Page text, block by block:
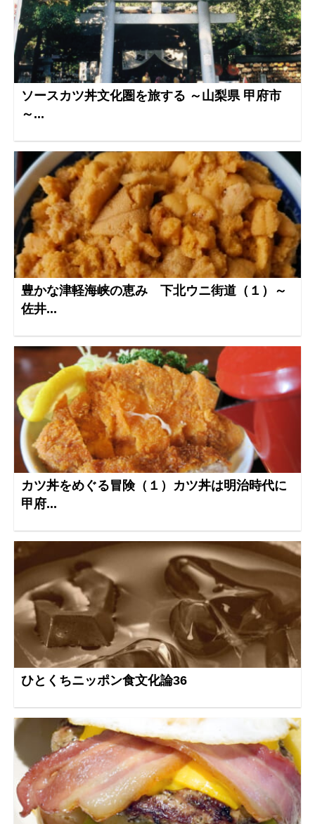
ソースカツ丼文化圏を旅する ～山梨県 甲府市
～...
豊かな津軽海峡の恵み 下北ウニ街道（１）～
佐井...
カツ丼をめぐる冒険（１）カツ丼は明治時代に
甲府...
ひとくちニッポン食文化論36